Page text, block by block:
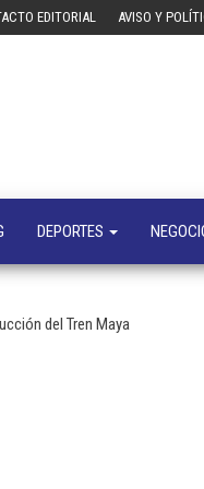
EDITORIAL AVISO Y
DEPORTES
del Tren Maya